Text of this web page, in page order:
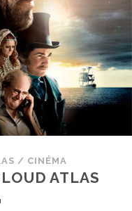
/ CINÉMA
ATLAS